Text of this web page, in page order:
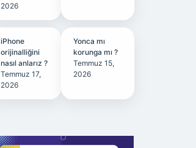
2026
iPhone
orijinalliğini
nasıl anlarız ?
Temmuz 17,
2026
Yonca mı
korunga mı ?
Temmuz 15,
2026